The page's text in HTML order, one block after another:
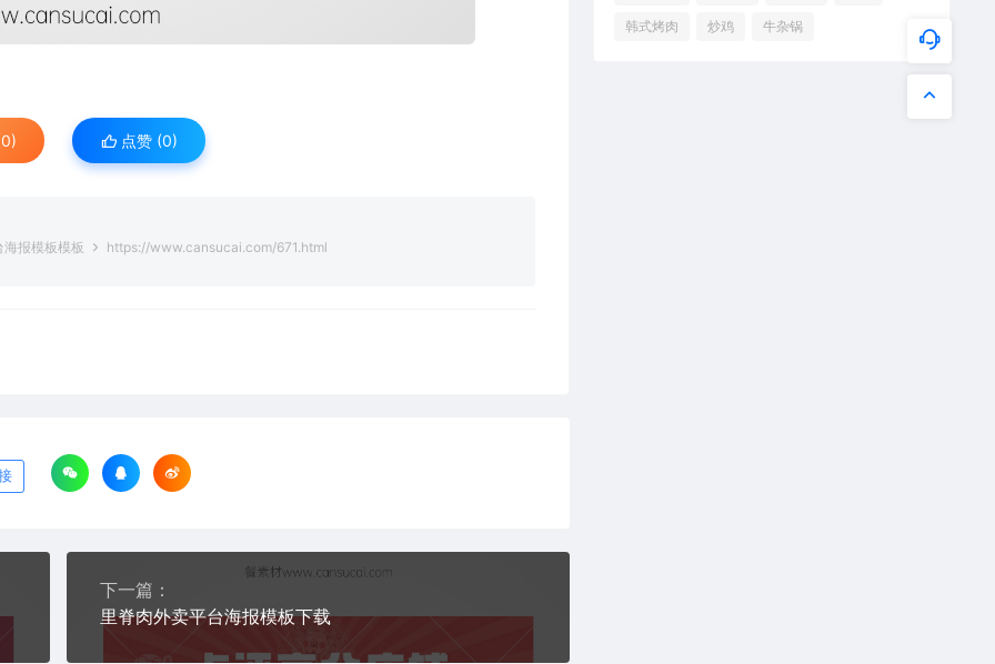
点赞 (0)
报模板模板 https://www.cansucai.com/671.html
下一篇：
里脊肉外卖平台海报模板下载
韩式烤肉 炒鸡 牛杂锅